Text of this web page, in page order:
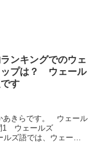
ンキングでのウェ
ップは？ ウェール
す
あきらです。 ウェール
1 ウェールズ
ズ語では、ウェール